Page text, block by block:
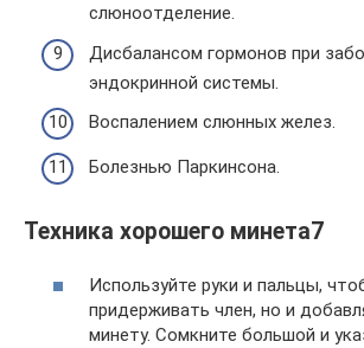
слюноотделение.
Дисбалансом гормонов при
эндокринной системы.
Воспалением слюнных желез.
Болезнью Паркинсона.
Техника хорошего минета7
Используйте руки и пальцы,
придерживать член, но и
минету. Сомкните большой и